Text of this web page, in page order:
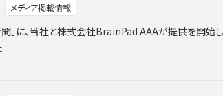
メディア掲載情報
聞」に、当社と株式会社BrainPad AAAが提供を開